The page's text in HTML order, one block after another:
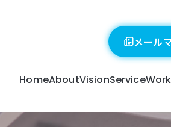
メール
HomeAbout
Co-Creative coaching
VisionServiceWork